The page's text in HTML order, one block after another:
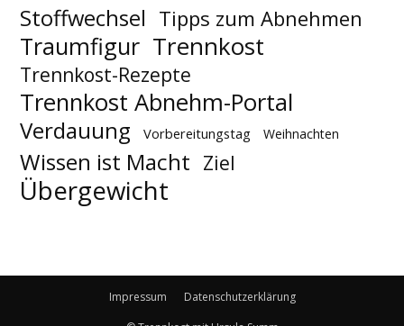
Stoffwechsel Tipps zum Abnehmen
Traumfigur Trennkost
Trennkost-Rezepte
Trennkost Abnehm-Portal
Verdauung Vorbereitungstag Weihnachten
Wissen ist Macht Ziel
Übergewicht
Impressum
Datenschutzerklärung